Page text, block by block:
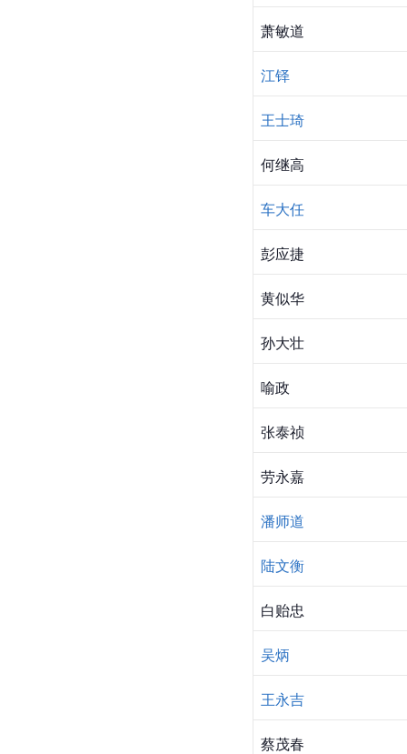
萧敏道
江铎
王士琦
何继高
车大任
彭应捷
黄似华
孙大壮
喻政
张泰祯
劳永嘉
潘师道
陆文衡
白贻忠
吴炳
王永吉
蔡茂春